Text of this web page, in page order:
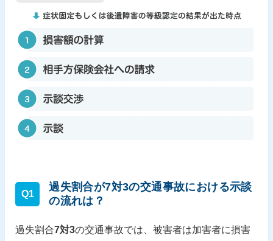
Q1
過失割合が7対3の交通事故における示談
の流れは？
過失割合7対3の交通事故では、被害者は加害者に損害